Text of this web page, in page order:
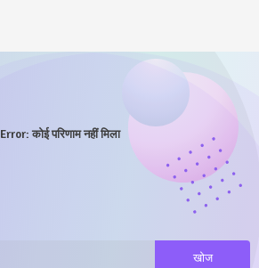
Error: कोई परिणाम नहीं मिला